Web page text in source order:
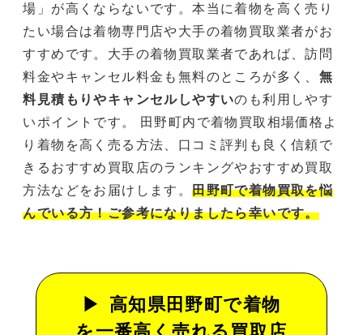
場」が高くならないです。本当に着物を高く売り
たい場合は着物専門店や大手の着物買取業者がお
すすめです。大手の着物買取業者であれば、訪問
料金やキャンセル料金も無料のところが多く、 無
料見積もりやキャンセルしやすいのも利用しやす
いポイントです。 田野町内で着物買取相場価格よ
り着物を高く売る方法、口コミ評判も良く信頼で
きるおすすめ買取店のランキングやおすすめ買取
方法などをお届けします。田野町で着物買取を悩
んでいる方！ご参考になりましたら幸いです。
高知県田野町で着物